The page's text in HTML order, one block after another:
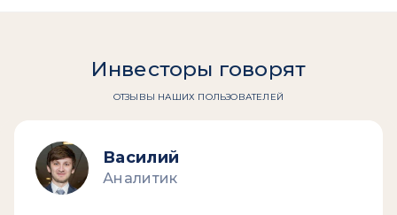
Инвесторы говорят
ОТЗЫВЫ НАШИХ ПОЛЬЗОВАТЕЛЕЙ
Василий
Аналитик